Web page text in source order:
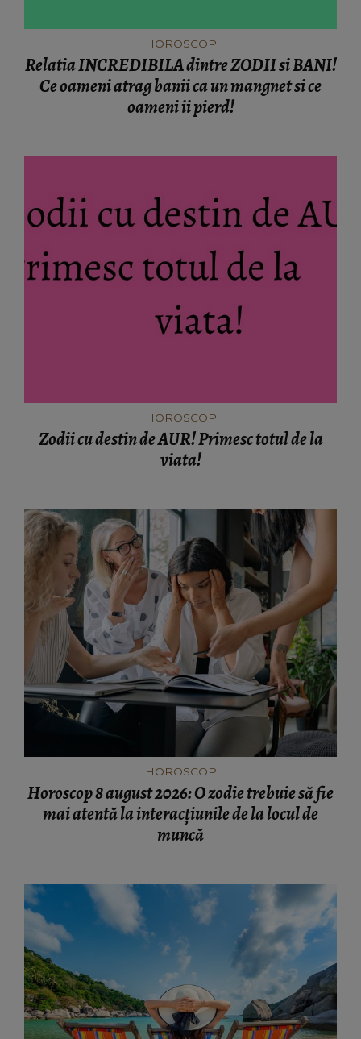
HOROSCOP
Relatia INCREDIBILA dintre ZODII si BANI!
Ce oameni atrag banii ca un mangnet si ce
oameni ii pierd!
HOROSCOP
Zodii cu destin de AUR! Primesc totul de la
viata!
HOROSCOP
Horoscop 8 august 2026: O zodie trebuie să fie
mai atentă la interacțiunile de la locul de
muncă